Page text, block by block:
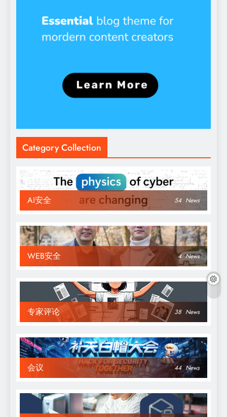
Category Collection
AI安全 54 News
WEB安全 4 News
专家评论 38 News
会议 44 News